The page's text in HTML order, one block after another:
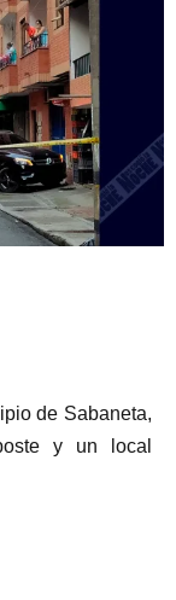
de Sabaneta,
y un local